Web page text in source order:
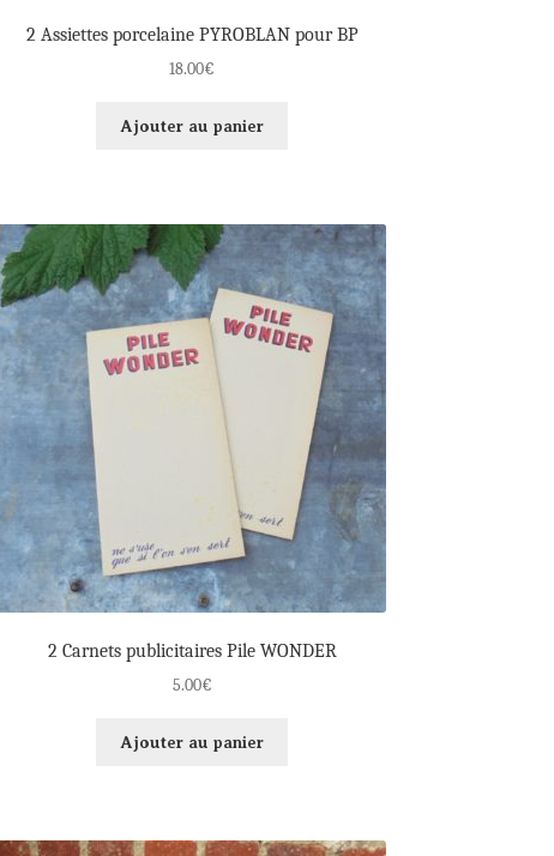
2 Assiettes porcelaine PYROBLAN pour BP
18.00€
Ajouter au panier
2 Carnets publicitaires Pile WONDER
5.00€
Ajouter au panier